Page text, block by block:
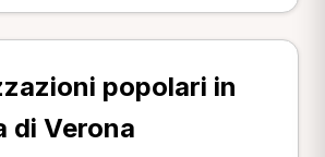
popolari in
di Verona